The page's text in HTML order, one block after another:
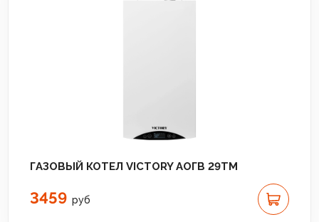
ГАЗОВЫЙ КОТЕЛ VICTORY АОГВ 29TM
3459 руб